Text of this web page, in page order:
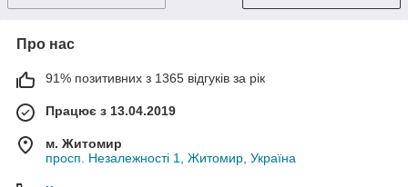
Про нас
91% позитивних з 1365 відгуків за рік
Працює з 13.04.2019
м. Житомир
просп. Незалежності 1, Житомир, Україна